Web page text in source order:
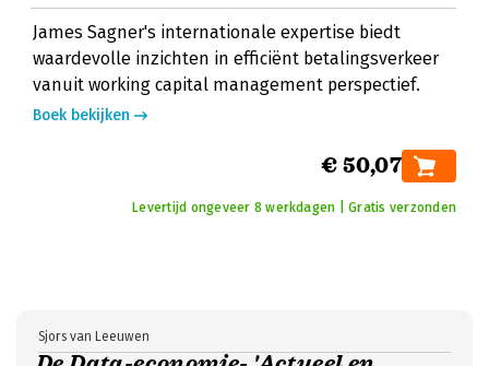
James Sagner's internationale expertise biedt
waardevolle inzichten in efficiënt betalingsverkeer
vanuit working capital management perspectief.
Boek bekijken
€ 50,07
Levertijd ongeveer 8 werkdagen | Gratis verzonden
Sjors van Leeuwen